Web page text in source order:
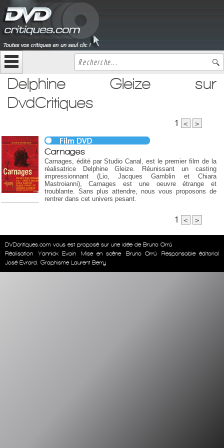
Delphine Gleize sur
DvdCritiques
1 < >
Carnages
Carnages, édité par Studio Canal, est le premier film de la
réalisatrice Delphine Gleize. Réunissant un casting
impressionnant (Lio, Jacques Gamblin et Chiara
Mastroianni), Carnages est une oeuvre étrange et
troublante. Sans plus attendre, nous vous proposons de
rentrer dans cet univers pesant.
1 < >
DVDcritiques.com vous est proposé sur une idée de Bruno Orrú
Réalisation
Yannick Evain Mise en scène Bruno Orrú
Responsable éditorial
José Evrard. Graphisme Laurent Berry